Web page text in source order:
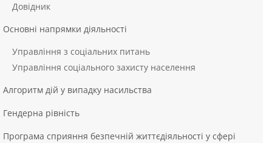
Довідник
Основні напрямки діяльності
Управління з соціальних питань
Управління соціального захисту населення
Алгоритм дій у випадку насильства
Гендерна рівність
Програма сприяння безпечній життєдіяльності у сфері